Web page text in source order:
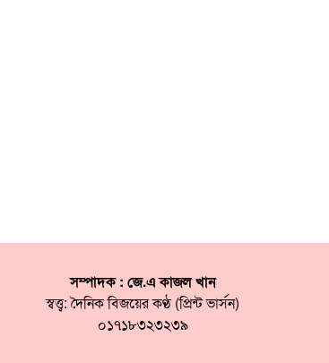
সম্পাদক : জে.এ কাজল খান
স্বত্ত্ব: দৈনিক বিজয়ের কণ্ঠ (প্রিন্ট ভার্সন)
০১৭১৮৩২৩২৩৯